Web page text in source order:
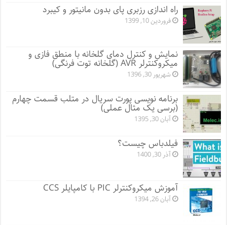
راه اندازی رزبری پای بدون مانیتور و کیبرد
فروردین 10, 1399
نمایش و کنترل دمای گلخانه با منطق فازی و
میکروکنترلر AVR (گلخانه توت فرنگی)
شهریور 30, 1396
برنامه نویسی پورت سریال در متلب قسمت چهارم
(برسی یک مثال عملی)
آبان 30, 1395
فیلدباس چیست؟
آذر 30, 1400
آموزش میکروکنترلر PIC با کامپایلر CCS
آبان 26, 1394